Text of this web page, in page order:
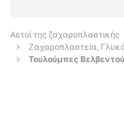
Αετοί της ζαχαροπλαστικής
Ζαχαροπλαστεία,
Τουλούμπες